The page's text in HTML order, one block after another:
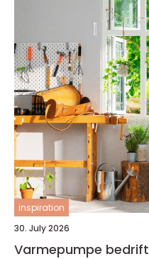
inspiration
30. July 2026
Varmepumpe bedrift smart energi for